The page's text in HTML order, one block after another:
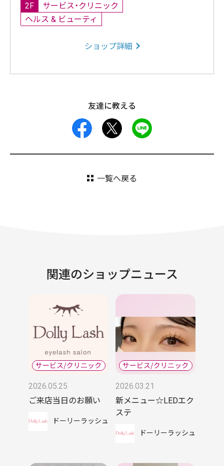
2F
サービス・クリニック
ヘルス & ビューティ
ショップ詳細
友達に教える
facebook
一覧へ戻る
関連のショップニュース
2026.05.25
ご来店当日のお願い
ドーリーラッシュ
2026.03.21
新メニュー☆LEDエク
ステ
ドーリーラッシュ